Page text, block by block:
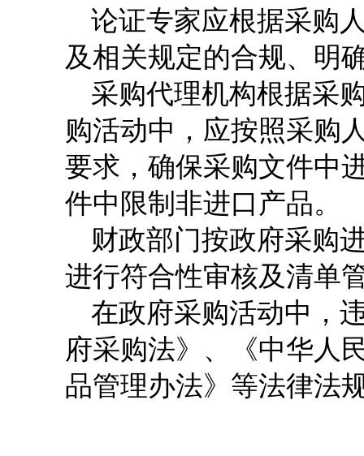
论证专家应根据采购
及相关规定的合规、明
采购代理机构根据采
购活动中，应按照采购
要求，确保采购文件中
件中限制非进口产品。
财政部门按政府采购
进行符合性审核及清单
在政府采购活动中，
府采购法》、《中华人
品管理办法》等法律法